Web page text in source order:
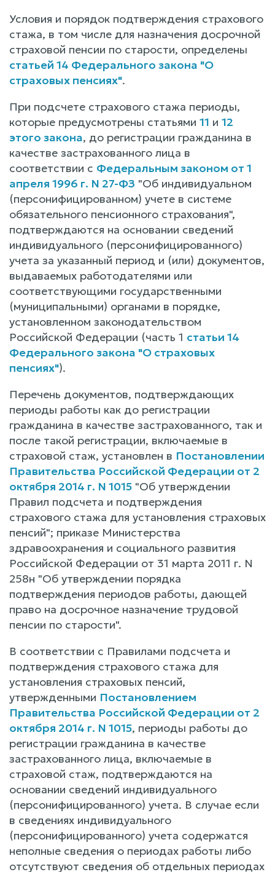
Условия и порядок подтверждения страхового
стажа, в том числе для назначения досрочной
страховой пенсии по старости, определены
статьей 14 Федерального закона "О
страховых пенсиях".
При подсчете страхового стажа периоды,
которые предусмотрены статьями 11 и 12
этого закона, до регистрации гражданина в
качестве застрахованного лица в
соответствии с Федеральным законом от 1
апреля 1996 г. N 27-ФЗ "Об индивидуальном
(персонифицированном) учете в системе
обязательного пенсионного страхования",
подтверждаются на основании сведений
индивидуального (персонифицированного)
учета за указанный период и (или) документов,
выдаваемых работодателями или
соответствующими государственными
(муниципальными) органами в порядке,
установленном законодательством
Российской Федерации (часть 1 статьи 14
Федерального закона "О страховых
пенсиях").
Перечень документов, подтверждающих
периоды работы как до регистрации
гражданина в качестве застрахованного, так и
после такой регистрации, включаемые в
страховой стаж, установлен в Постановлении
Правительства Российской Федерации от 2
октября 2014 г. N 1015 "Об утверждении
Правил подсчета и подтверждения
страхового стажа для установления страховых
пенсий"; приказе Министерства
здравоохранения и социального развития
Российской Федерации от 31 марта 2011 г. N
258н "Об утверждении порядка
подтверждения периодов работы, дающей
право на досрочное назначение трудовой
пенсии по старости".
В соответствии с Правилами подсчета и
подтверждения страхового стажа для
установления страховых пенсий,
утвержденными Постановлением
Правительства Российской Федерации от 2
октября 2014 г. N 1015, периоды работы до
регистрации гражданина в качестве
застрахованного лица, включаемые в
страховой стаж, подтверждаются на
основании сведений индивидуального
(персонифицированного) учета. В случае если
в сведениях индивидуального
(персонифицированного) учета содержатся
неполные сведения о периодах работы либо
отсутствуют сведения об отдельных периодах